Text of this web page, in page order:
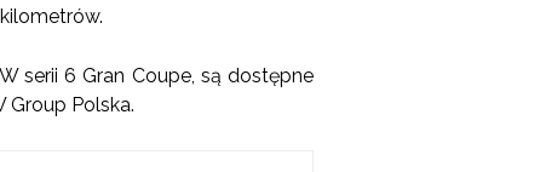
serii 6 Gran Coupe, są dostępne
Polska.